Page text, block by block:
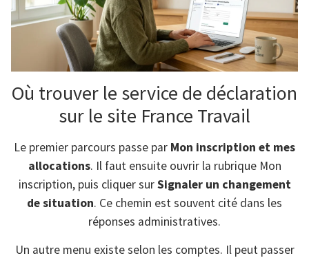
Où trouver le service de déclaration
sur le site France Travail
Le premier parcours passe par Mon inscription et mes
allocations. Il faut ensuite ouvrir la rubrique Mon
inscription, puis cliquer surSignaler un changement
de situation. Ce chemin est souvent cité dans les
réponses administratives.
Un autre menu existe selon les comptes. Il peut passer